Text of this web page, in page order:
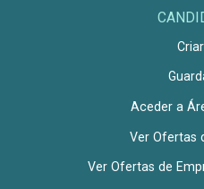
Aceder a
Ver Ofertas
Ver Ofertas de